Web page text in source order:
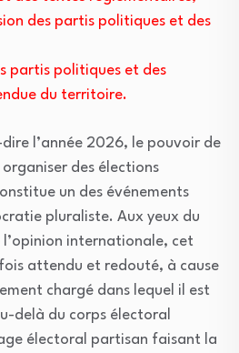
des partis politiques et des
partis politiques et des
du territoire.
dire l’année 2026, le pouvoir de
des élections
un des événements
pluraliste. Aux yeux du
l’opinion internationale, cet
attendu et redouté, à cause
chargé dans lequel il est
delà du corps électoral
électoral partisan faisant la